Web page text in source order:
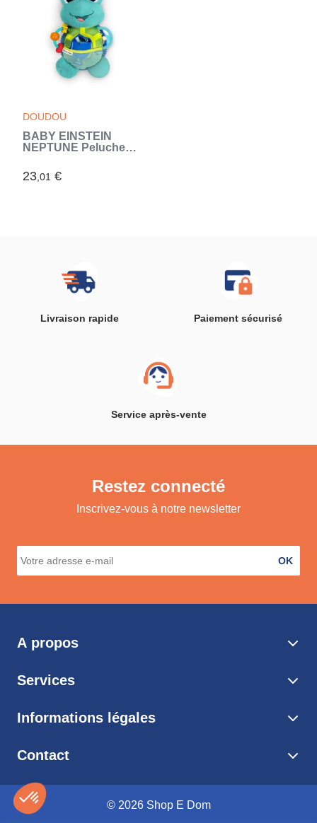
DOUDOU
BABY EINSTEIN
NEPTUNE Peluche
multisensoriel,
cadeau bébé 0M+
23,01 €
Livraison rapide Paiement sécurisé
Service après-vente
Restez connecté
Inscrivez-vous à notre newsletter
OK
A propos
Services
Informations légales
Contact
© 2026 Shop E Dom